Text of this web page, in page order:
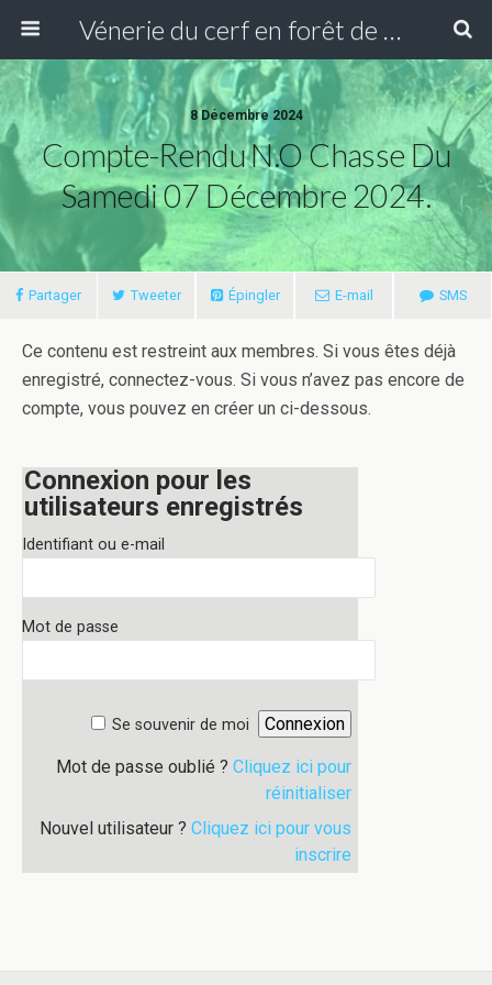
Vénerie du cerf en forêt de Compiègne
8 Décembre 2024
Compte-Rendu N.O Chasse Du
Samedi 07 Décembre 2024.
Partager Tweeter Épingler E-mail SMS
Ce contenu est restreint aux membres. Si vous êtes déjà
enregistré, connectez-vous. Si vous n’avez pas encore de
compte, vous pouvez en créer un ci-dessous.
Connexion pour les
utilisateurs enregistrés
Identifiant ou e-mail
Mot de passe
Se souvenir de moi
Mot de passe oublié ? Cliquez ici pour
réinitialiser
Nouvel utilisateur ? Cliquez ici pour vous
inscrire